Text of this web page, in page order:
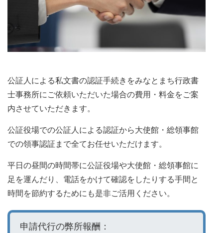
公証人による私文書の認証手続きをみなとまち行政書
士事務所にご依頼いただいた場合の費用・料金をご案
内させていただきます。
公証役場での公証人による認証から大使館・総領事館
での領事認証まで全てお任せいただけます。
平日の昼間の時間帯に公証役場や大使館・総領事館に
足を運んだり、電話をかけて確認をしたりする手間と
時間を節約するためにも是非ご活用ください。
申請代行の弊所報酬：